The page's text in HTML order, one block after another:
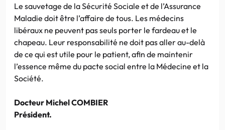
Le sauvetage de la Sécurité Sociale et de l’Assurance
Maladie doit être l’affaire de tous. Les médecins
libéraux ne peuvent pas seuls porter le fardeau et le
chapeau. Leur responsabilité ne doit pas aller au-delà
de ce qui est utile pour le patient, afin de maintenir
l’essence même du pacte social entre la Médecine et la
Société.
Docteur Michel COMBIER
Président.